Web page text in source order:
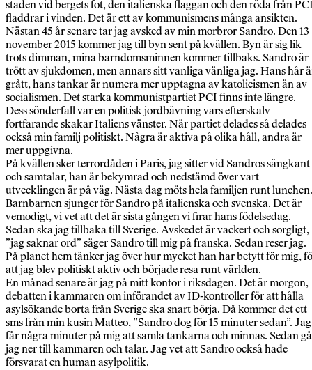
staden vid bergets fot, den italienska flaggan och den röda från
fladdrar i vinden. Det är ett av kommunismens många ansikten.
Nästan 45 år senare tar jag avsked av min morbror Sandro. Den 13
november 2015 kommer jag till byn sent på kvällen. Byn är sig lik
trots dimman, mina barndomsminnen kommer tillbaks. Sandro är
trött av sjukdomen, men annars sitt vanliga vänliga jag. Hans hår
grått, hans tankar är numera mer upptagna av katolicismen än av
socialismen. Det starka kommunistpartiet PCI finns inte längre.
Dess sönderfall var en politisk jordbävning vars efterskalv
fortfarande skakar Italiens vänster. När partiet delades så delades
också min familj politiskt. Några är aktiva på olika håll, andra är
mer uppgivna.
På kvällen sker terrordåden i Paris, jag sitter vid Sandros sängkant
och samtalar, han är bekymrad och nedstämd över vart
utvecklingen är på väg. Nästa dag möts hela familjen runt lunchen.
Barnbarnen sjunger för Sandro på italienska och svenska. Det är
vemodigt, vi vet att det är sista gången vi firar hans födelsedag.
Sedan ska jag tillbaka till Sverige. Avskedet är vackert och sorgligt,
”jag saknar ord” säger Sandro till mig på franska. Sedan reser jag.
På planet hem tänker jag över hur mycket han har betytt för mig,
att jag blev politiskt aktiv och började resa runt världen.
En månad senare är jag på mitt kontor i riksdagen. Det är morgon,
debatten i kammaren om införandet av ID-kontroller för att hålla
asylsökande borta från Sverige ska snart börja. Då kommer det ett
sms från min kusin Matteo, ”Sandro dog för 15 minuter sedan”. Jag
får några minuter på mig att samla tankarna och minnas. Sedan
jag ner till kammaren och talar. Jag vet att Sandro också hade
försvarat en human asylpolitik.